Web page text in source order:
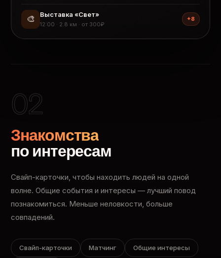
🎨 Выставка «Свет»
12:00 · 2.8 км · от 300₽
+8
02
Знакомства
по интересам
Свайп-карточки, чтобы находить людей на одной
волне. Общие события и интересы — лучший повод
познакомиться. Меньше неловкости, больше
совпадений.
Свайп-карточки Матчинг Общие интересы